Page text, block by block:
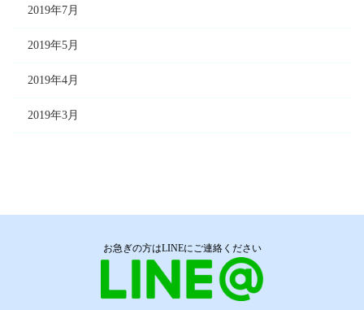
2019年7月
2019年5月
2019年4月
2019年3月
お急ぎの方はLINEにご連絡ください